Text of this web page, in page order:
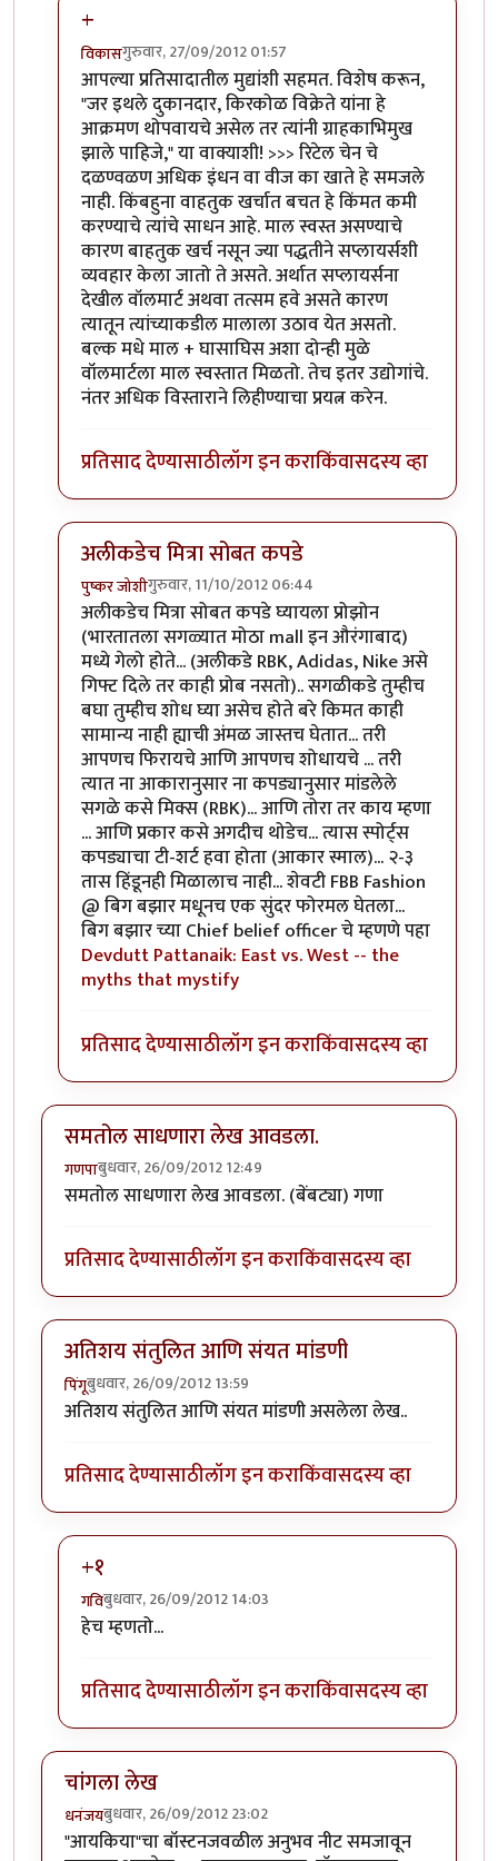
+
विकासगुरुवार, 27/09/2012 01:57
In reply toजनजागृतीbyसर्वसाक्षी
आपल्या प्रतिसादातील मुद्यांशी सहमत. विशेष करून,
"जर इथले दुकानदार, किरकोळ विक्रेते यांना हे
आक्रमण थोपवायचे असेल तर त्यांनी ग्राहकाभिमुख
झाले पाहिजे," या वाक्याशी! >>> रिटेल चेन चे
दळण्वळण अधिक इंधन वा वीज का खाते हे समजले
नाही. किंबहुना वाहतुक खर्चात बचत हे किंमत कमी
करण्याचे त्यांचे साधन आहे. माल स्वस्त असण्याचे
कारण बाहतुक खर्च नसून ज्या पद्धतीने सप्लायर्सशी
व्यवहार केला जातो ते असते. अर्थात सप्लायर्सना
देखील वॉलमार्ट अथवा तत्सम हवे असते कारण
त्यातून त्यांच्याकडील मालाला उठाव येत असतो.
बल्क मधे माल + घासाघिस अशा दोन्ही मुळे
वॉलमार्टला माल स्वस्तात मिळतो. तेच इतर उद्योगांचे.
नंतर अधिक विस्ताराने लिहीण्याचा प्रयत्न करेन.
प्रतिसाद देण्यासाठीलॉग इन कराकिंवासदस्य व्हा
अलीकडेच मित्रा सोबत कपडे
पुष्कर जोशीगुरुवार, 11/10/2012 06:44
In reply toजनजागृतीbyसर्वसाक्षी
अलीकडेच मित्रा सोबत कपडे घ्यायला प्रोझोन
(भारतातला सगळ्यात मोठा mall इन औरंगाबाद)
मध्ये गेलो होते... (अलीकडे RBK, Adidas, Nike असे
गिफ्ट दिले तर काही प्रोब नसतो).. सगळीकडे तुम्हीच
बघा तुम्हीच शोध घ्या असेच होते बरे किमत काही
सामान्य नाही ह्याची अंमळ जास्तच घेतात... तरी
आपणच फिरायचे आणि आपणच शोधायचे ... तरी
त्यात ना आकारानुसार ना कपड्यानुसार मांडलेले
सगळे कसे मिक्स (RBK)... आणि तोरा तर काय म्हणा
... आणि प्रकार कसे अगदीच थोडेच... त्यास स्पोर्ट्स
कपड्याचा टी-शर्ट हवा होता (आकार स्माल)... २-३
तास हिंडूनही मिळालाच नाही... शेवटी FBB Fashion
@ बिग बझार मधूनच एक सुंदर फोरमल घेतला...
बिग बझार च्या Chief belief officer चे म्हणणे पहा
Devdutt Pattanaik: East vs. West -- the
myths that mystify
प्रतिसाद देण्यासाठीलॉग इन कराकिंवासदस्य व्हा
समतोल साधणारा लेख आवडला.
गणपाबुधवार, 26/09/2012 12:49
समतोल साधणारा लेख आवडला. (बेंबट्या) गणा
प्रतिसाद देण्यासाठीलॉग इन कराकिंवासदस्य व्हा
अतिशय संतुलित आणि संयत मांडणी
पिंगूबुधवार, 26/09/2012 13:59
अतिशय संतुलित आणि संयत मांडणी असलेला लेख..
प्रतिसाद देण्यासाठीलॉग इन कराकिंवासदस्य व्हा
+१
गविबुधवार, 26/09/2012 14:03
In reply to
हेच म्हणतो...
प्रतिसाद देण्यासाठीलॉग इन कराकिंवासदस्य व्हा
चांगला लेख
धनंजयबुधवार, 26/09/2012 23:02
"आयकिया"चा बॉस्टनजवळील अनुभव नीट समजावून